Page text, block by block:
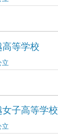
高等学校
立
子高等学校
立